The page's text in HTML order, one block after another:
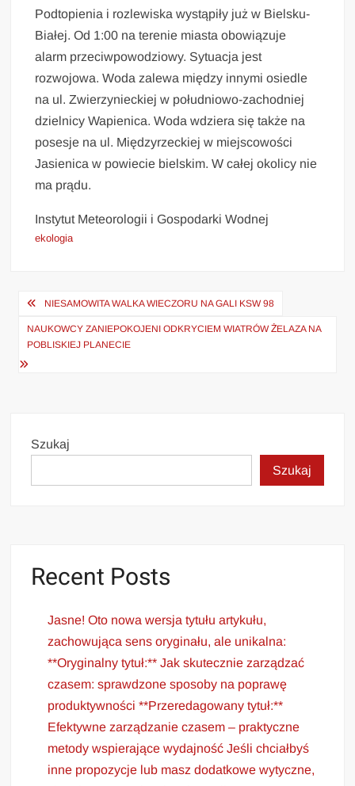
Podtopienia i rozlewiska wystąpiły już w Bielsku-
Białej. Od 1:00 na terenie miasta obowiązuje
alarm przeciwpowodziowy. Sytuacja jest
rozwojowa. Woda zalewa między innymi osiedle
na ul. Zwierzynieckiej w południowo-zachodniej
dzielnicy Wapienica. Woda wdziera się także na
posesje na ul. Międzyrzeckiej w miejscowości
Jasienica w powiecie bielskim. W całej okolicy nie
ma prądu.
Instytut Meteorologii i Gospodarki Wodnej
ekologia
Nawigacja
wpisu
NIESAMOWITA WALKA WIECZORU NA GALI KSW 98
NAUKOWCY ZANIEPOKOJENI ODKRYCIEM WIATRÓW ŻELAZA NA
POBLISKIEJ PLANECIE
Szukaj
Szukaj
Recent Posts
Jasne! Oto nowa wersja tytułu artykułu,
zachowująca sens oryginału, ale unikalna:
**Oryginalny tytuł:** Jak skutecznie zarządzać
czasem: sprawdzone sposoby na poprawę
produktywności **Przeredagowany tytuł:**
Efektywne zarządzanie czasem – praktyczne
metody wspierające wydajność Jeśli chciałbyś
inne propozycje lub masz dodatkowe wytyczne,